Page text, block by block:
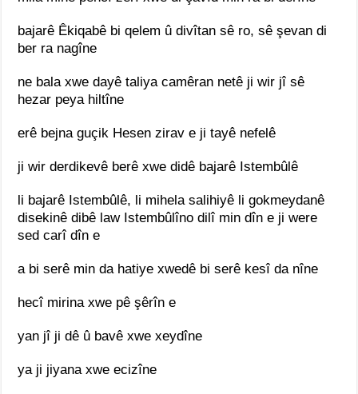
bajarê Êkiqabê bi qelem û divîtan sê ro, sê şevan di
ber ra nagîne
ne bala xwe dayê taliya camêran netê ji wir jî sê
hezar peya hiltîne
erê bejna guçik Hesen zirav e ji tayê nefelê
ji wir derdikevê berê xwe didê bajarê Istembûlê
li bajarê Istembûlê, li mihela salihiyê li gokmeydanê
disekinê dibê law Istembûlîno dilî min dîn e ji were
sed carî dîn e
a bi serê min da hatiye xwedê bi serê kesî da nîne
hecî mirina xwe pê şêrîn e
yan jî ji dê û bavê xwe xeydîne
ya ji jiyana xwe ecizîne